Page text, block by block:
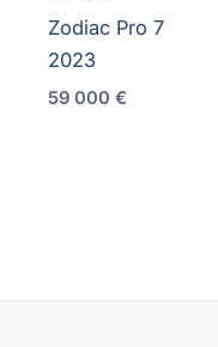
Zodiac Pro 7
2023
59 000 €